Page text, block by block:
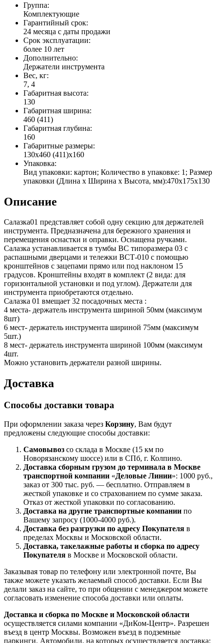
Группа:
Комплектующие
Гарантийный срок:
24 месяца с даты продажи
Срок эксплуатации:
более 10 лет
Дополнительно:
Держатели инструмента
Вес, кг:
7, 4
Габаритная высота:
130
Габаритная ширина:
460 (411)
Габаритная глубина:
160
Габаритные размеры:
130x460 (411)x160
Упаковка:
Вид упаковки: картон; Количество в упаковке: 1; Размер
упаковки (Длина х Ширина х Высота, мм):470х175х130
Описание
Салазка01 представляет собой одну секцию для держателей
инструмента. Предназначена для бережного хранения и
перемещения оснастки и оправки. Оснащена ручками.
Салазка устанавливается в тумбы ВС типоразмера 03 с
распашными дверцами и тележки ВСТ-010 с помощью
кронштейнов с зацепами прямо или под наклоном 15
градусов. Кронштейны входят в комплект (2 вида: для
горизонтальной установки и под углом). Держатели для
инструмента приобретаются отдельно.
Салазка 01 вмещает 32 посадочных места :
4 места- держатель инструмента шириной 50мм (максимум
8шт)
6 мест- держатель инструмента шириной 75мм (максимум
5шт.)
8 мест- держатель инструмента шириной 100мм (максимум
4шт.
Можно установить держатели разной ширины.
Доставка
Способы доставки товара
При оформлении заказа через Корзину, Вам будут
предложены следующие способы доставки:
Самовывоз со склада в Москве (15 км по
Новорязанскому шоссе) или в СПб, г. Колпино.
Доставка сборным грузом до терминала в Москве
транспортной компании «Деловые Линии»: 1000 руб.,
заказ от 300 тыс. руб. — бесплатно. Отправляем в
жесткой упаковке и со страхованием по сумме заказа.
Отказ от жесткой упаковки по согласованию.
Доставка на другие транспортные компании по
Вашему запросу (1000-4000 руб.).
Доставка без разгрузки по адресу Покупателя в
пределах Москвы и Московской области.
Доставка, такелажные работы и сборка по адресу
Покупателя в Москве и Московской области.
Заказывая товар по телефону или электронной почте, Вы
также можете указать желаемый способ доставки. Если Вы
делали заказ на сайте, то при общении с менеджером можете
согласовать изменение способа доставки или оплаты.
Доставка и сборка по Москве и Московской области
осуществляется силами компании «ДиКом-Центр». Разрешен
въезд в центр Москвы. Возможен въезд в подземные
паркинги. Автомобили, на которых осуществляется доставка: